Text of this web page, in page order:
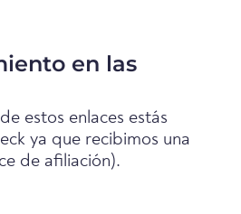
en las
estos enlaces estás
ya que recibimos una
de afiliación).